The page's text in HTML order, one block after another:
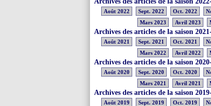
Août 2022 Sept. 2022 Oct. 2022
Mars 2023
Avril 2023
Archives des articles de la saison
Août 2021 Sept. 2021 Oct. 2021
Mars 2022
Avril 2022
Archives des articles de la saison
Août 2020 Sept. 2020 Oct. 2020
Mars 2021
Avril 2021
Archives des articles de la saison
Août 2019 Sept. 2019 Oct. 2019